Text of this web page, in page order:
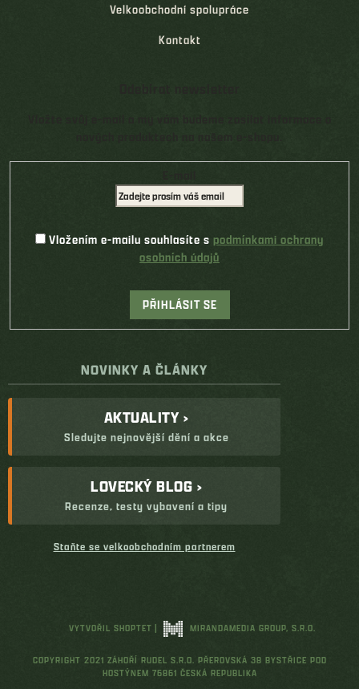
Velkoobchodní spolupráce
Kontakt
Vložením e-mailu souhlasíte s podmínkami ochrany
osobních údajů
PŘIHLÁSIT SE
NOVINKY A ČLÁNKY
AKTUALITY ›
Sledujte nejnovější dění a akce
LOVECKÝ BLOG ›
Recenze, testy vybavení a tipy
Staňte se velkoobchodním partnerem
VYTVOŘIL SHOPTET | MIRANDAMEDIA GROUP, S.R.O.
COPYRIGHT 2021 ZÁHOŘÍ RUDEL S.R.O. PŘEROVSKÁ 38 BYSTŘICE POD
HOSTÝNEM 76861 ČESKÁ REPUBLIKA